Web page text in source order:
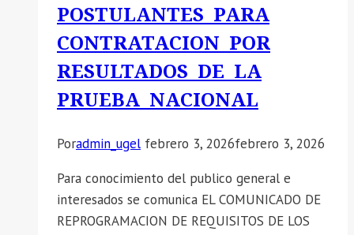
POSTULANTES PARA
CONTRATACION POR
RESULTADOS DE LA
PRUEBA NACIONAL
Poradmin_ugel febrero 3, 2026febrero 3, 2026
Para conocimiento del publico general e
interesados se comunica EL COMUNICADO DE
REPROGRAMACION DE REQUISITOS DE LOS